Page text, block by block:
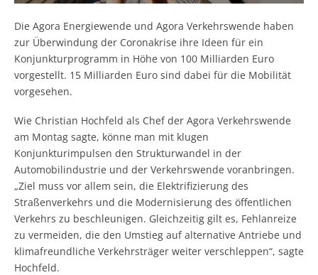
Die Agora Energiewende und Agora Verkehrswende haben
zur Überwindung der Coronakrise ihre Ideen für ein
Konjunkturprogramm in Höhe von 100 Milliarden Euro
vorgestellt. 15 Milliarden Euro sind dabei für die Mobilität
vorgesehen.
Wie Christian Hochfeld als Chef der Agora Verkehrswende
am Montag sagte, könne man mit klugen
Konjunkturimpulsen den Strukturwandel in der
Automobilindustrie und der Verkehrswende voranbringen.
„Ziel muss vor allem sein, die Elektrifizierung des
Straßenverkehrs und die Modernisierung des öffentlichen
Verkehrs zu beschleunigen. Gleichzeitig gilt es, Fehlanreize
zu vermeiden, die den Umstieg auf alternative Antriebe und
klimafreundliche Verkehrsträger weiter verschleppen“, sagte
Hochfeld.